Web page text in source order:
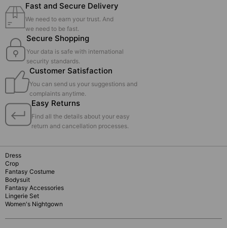
Fast and Secure Delivery
We need to earn your trust. And
we need to be fast.
Secure Shopping
Your data is safe with international
security standards.
Customer Satisfaction
You can send us your suggestions and
complaints anytime.
Easy Returns
Find all the details about your easy
return and cancellation processes.
Dress
Crop
Fantasy Costume
Bodysuit
Fantasy Accessories
Lingerie Set
Women's Nightgown